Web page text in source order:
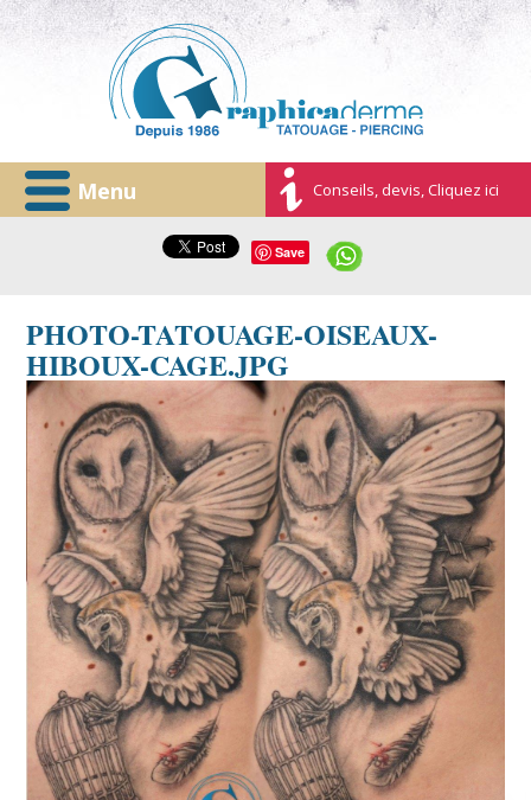
Menu Conseils, devis, Cliquez ici
Save
PHOTO-TATOUAGE-OISEAUX-
HIBOUX-CAGE.JPG